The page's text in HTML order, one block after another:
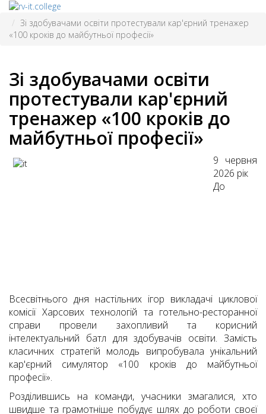
Зі здобувачами освіти протестували кар'єрний тренажер
«100 кроків до майбутньої професії»
Зі здобувачами освіти
протестували кар'єрний
тренажер «100 кроків до
майбутньої професії»
9 червня
2026 рік
До
Всесвітнього дня настільних ігор викладачі циклової
комісії Харсових технологій та готельно-ресторанної
справи провели захопливий та корисний
інтелектуальний батл для здобувачів освіти. Замість
класичних стратегій молодь випробувала унікальний
кар'єрний симулятор «100 кроків до майбутньої
професії».
Розділившись на команди, учасники змагалися, хто
швидше та грамотніше побудує шлях до роботи своєї